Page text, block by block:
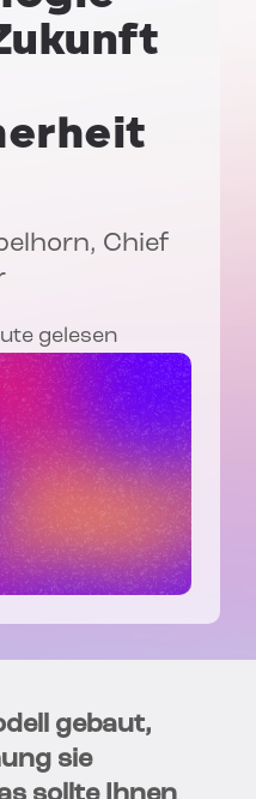
, Chief
gelesen
gebaut,
sie